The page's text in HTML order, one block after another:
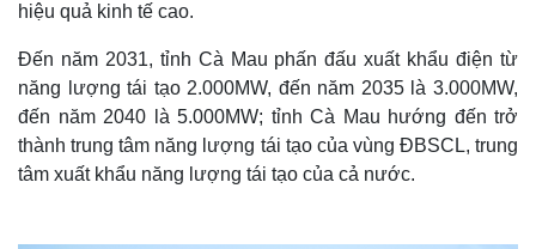
hiệu quả kinh tế cao.
Đến năm 2031, tỉnh Cà Mau phấn đấu xuất khẩu điện từ
năng lượng tái tạo 2.000MW, đến năm 2035 là 3.000MW,
đến năm 2040 là 5.000MW; tỉnh Cà Mau hướng đến trở
thành trung tâm năng lượng tái tạo của vùng ĐBSCL, trung
tâm xuất khẩu năng lượng tái tạo của cả nước.